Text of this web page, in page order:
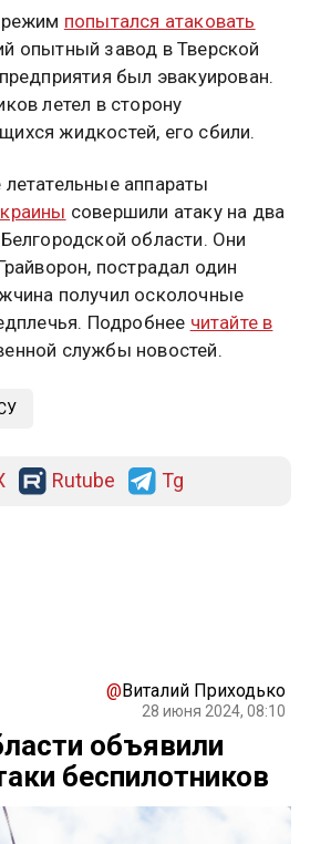
режим попытался атаковать
опытный завод в Тверской
был эвакуирован.
летел в сторону
жидкостей, его сбили.
аппараты
совершили атаку на два
области. Они
пострадал один
получил осколочные
Подробнее читайте в
службы новостей.
Rutube Tg
@Виталий Приходько
28 июня 2024, 08:10
объявили
беспилотников